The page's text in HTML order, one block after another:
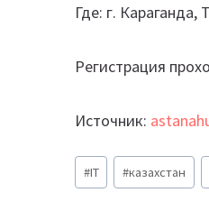
Где: г.
Регистрация
Источник:
Метки
записи:
#IT #казахстан